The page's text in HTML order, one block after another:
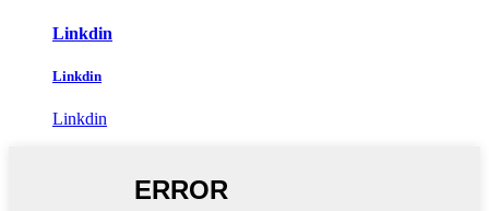
Linkdin
Linkdin
Linkdin